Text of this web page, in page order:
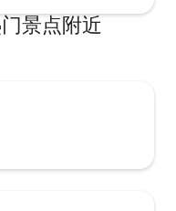
景点附近